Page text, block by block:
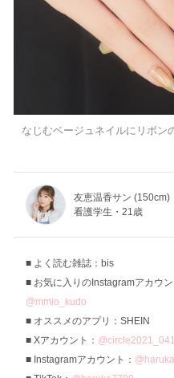
なじむベージュネイルにリボン
友恵温香サン (150cm)
看護学生・21歳
よく読む雑誌：bis
お気に入りのInstagramアカウン
@mmio_kudo
オススメのアプリ：SHEIN
Xアカウント：
Instagramアカウント：